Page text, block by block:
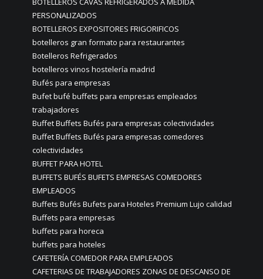
PERSONALIZADOS
BOTELLEROS EXPOSITORES FRIGORIFICOS
botelleros gran formato para restaurantes
Botelleros Refrigerados
botelleros vinos hostelería madrid
Bufés para empresas
Bufet bufé buffets para empresas empleados
trabajadores
Buffet Buffets Bufés para empresas colectividades
Buffet Buffets Bufés para empresas comedores
colectividades
BUFFET PARA HOTEL
BUFFETS BUFÉS BUFETS EMPRESAS COMEDORES
EMPLEADOS
Buffets Bufés Bufets para Hoteles Premium Lujo calidad
Buffets para empresas
buffets para horeca
buffets para hoteles
CAFETERÍA COMEDOR PARA EMPLEADOS
CAFETERIAS DE TRABAJADORES ZONAS DE DESCANSO DE